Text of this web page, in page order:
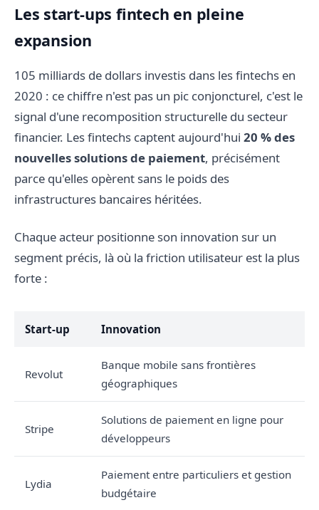
Les start-ups fintech en pleine
expansion
105 milliards de dollars investis dans les fintechs en
2020 : ce chiffre n'est pas un pic conjoncturel, c'est le
signal d'une recomposition structurelle du secteur
financier. Les fintechs captent aujourd'hui 20 % des
nouvelles solutions de paiement, précisément
parce qu'elles opèrent sans le poids des
infrastructures bancaires héritées.
Chaque acteur positionne son innovation sur un
segment précis, là où la friction utilisateur est la plus
forte :
Start-up Innovation
Revolut
Banque mobile sans frontières
géographiques
Stripe
Solutions de paiement en ligne pour
développeurs
Lydia
Paiement entre particuliers et gestion
budgétaire